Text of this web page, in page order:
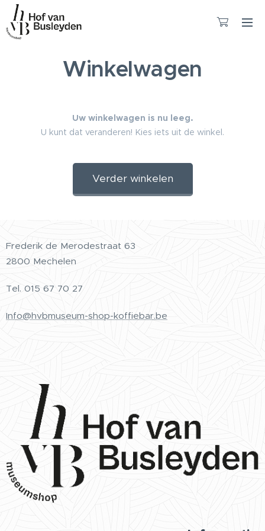
Winkelwagen
Uw winkelwagen is nu leeg.
U kunt dat veranderen! Kies iets uit de winkel.
Verder winkelen
Frederik de Merodestraat 63
2800 Mechelen
Tel. 015 67 70 27
Info@hvbmuseum-shop-koffiebar.be